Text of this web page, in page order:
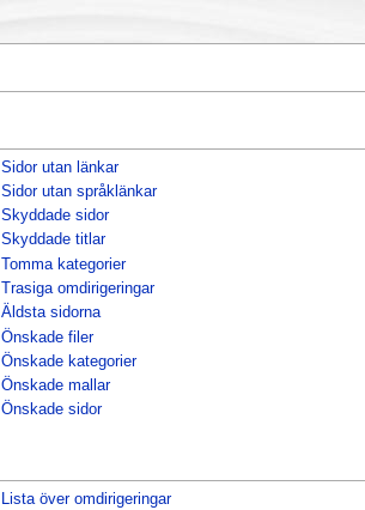
Sidor utan länkar
Sidor utan språklänkar
Skyddade sidor
Skyddade titlar
Tomma kategorier
Trasiga omdirigeringar
Äldsta sidorna
Önskade filer
Önskade kategorier
Önskade mallar
Önskade sidor
Lista över omdirigeringar